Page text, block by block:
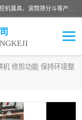
济宁智造工程科技有限公司是一家经营智造大观、挖机属具、滚筒筛分斗等产品的滑移装载机厂家。济宁智造工程科技有限公司奉行以质量赢得用户，诚信为本，互利共赢的宗旨，依靠雄厚的技术力量，科学的管理制度，先进的加工检测设备，始终坚持以客户为中心，免费咨询！
机 修剪功能 保持环境整
碎机